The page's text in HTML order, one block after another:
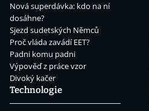
Nová superdávka: kdo na ní
dosáhne?
Sjezd sudetských Němců
Proč vláda zavádí EET?
Padni komu padni
Výpověď z práce vzor
Divoký kačer
Technologie